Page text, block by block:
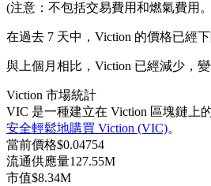
TradFi
美股、外匯、貴金屬及大宗商
(注意：不包括交易費用和燃氣費用
在過去 7 天中，Viction 的價格已經下
與上個月相比，Viction 已經減少，
Viction 市場統計
VIC 是一種建立在 Viction 區塊鏈上
安全輕鬆地購買 Viction (VIC)。
當前價格$0.04754
流通供應量127.55M
市值$8.34M